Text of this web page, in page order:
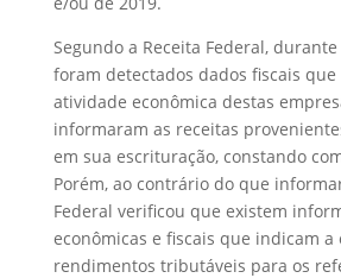
Segundo a Receita Federal,
foram detectados dados fiscais
atividade econômica destas
informaram as receitas
em sua escrituração, constando
Porém, ao contrário do que
Federal verificou que existem
econômicas e fiscais que indicam a
rendimentos tributáveis para os